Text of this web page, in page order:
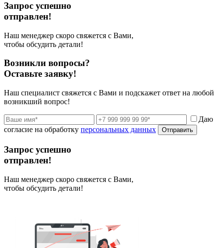
Запрос успешно
отправлен!
Наш менеджер скоро свяжется с Вами,
чтобы обсудить детали!
Возникли вопросы?
Оставьте заявку!
Наш специалист свяжется с Вами и подскажет ответ на любой
возникший вопрос!
Даю
согласие на обработку персональных данных Отправить
Запрос успешно
отправлен!
Наш менеджер скоро свяжется с Вами,
чтобы обсудить детали!